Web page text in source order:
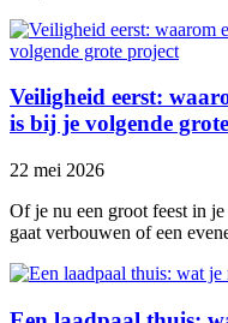
Veiligheid eerst:
is bij je volgende
22 mei 2026
Of je nu een groot feest in
gaat verbouwen of een